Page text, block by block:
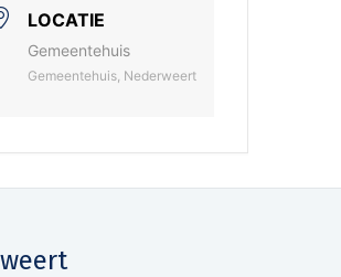
LOCATIE
Gemeentehuis
Gemeentehuis, Nederweert